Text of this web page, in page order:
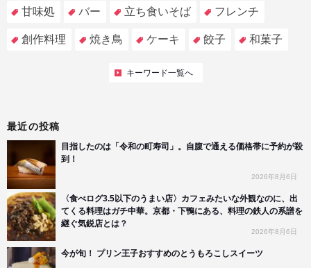
甘味処 バー 立ち食いそば フレンチ
創作料理 焼き鳥 ケーキ 餃子 和菓子
キーワード一覧へ
最近の投稿
目指したのは「令和の町寿司」。自腹で通える価格帯に予約が殺
到！
2026年8月6日
〈食べログ3.5以下のうまい店〉カフェみたいな外観なのに、出
てくる料理はガチ中華。京都・下鴨にある、料理の鉄人の系譜を
継ぐ気鋭店とは？
2026年8月6日
今が旬！ プリン王子おすすめのとうもろこしスイーツ